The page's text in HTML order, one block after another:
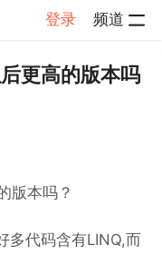
登录 频道
更高的版本吗
版本吗？
多代码含有LINQ,而